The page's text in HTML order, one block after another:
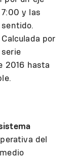
y las
por
2016 hasta
del